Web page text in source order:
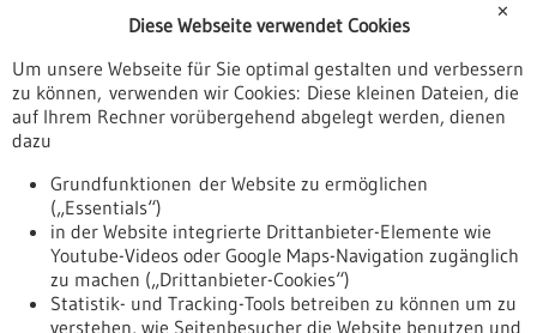
74889 Sinsheim
info(at)sd-nostik.de
www.sd-nostik.de
Zurück zur Ergebnisliste
✕
Diese Webseite verwendet Cookies
Um unsere Webseite für Sie optimal gestalten und verbessern
zu können, verwenden wir Cookies: Diese kleinen Dateien, die
auf Ihrem Rechner vorübergehend abgelegt werden, dienen
dazu
Grundfunktionen der Website zu ermöglichen
(„Essentials“)
in der Website integrierte Drittanbieter-Elemente wie
Youtube-Videos oder Google Maps-Navigation zugänglich
zu machen („Drittanbieter-Cookies“)
Statistik- und Tracking-Tools betreiben zu können um zu
verstehen, wie Seitenbesucher die Website benutzen und